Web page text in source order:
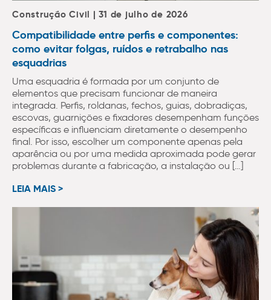
Construção Civil | 31 de julho de 2026
Compatibilidade entre perfis e componentes:
como evitar folgas, ruídos e retrabalho nas
esquadrias
Uma esquadria é formada por um conjunto de
elementos que precisam funcionar de maneira
integrada. Perfis, roldanas, fechos, guias, dobradiças,
escovas, guarnições e fixadores desempenham funções
específicas e influenciam diretamente o desempenho
final. Por isso, escolher um componente apenas pela
aparência ou por uma medida aproximada pode gerar
problemas durante a fabricação, a instalação ou […]
LEIA MAIS >